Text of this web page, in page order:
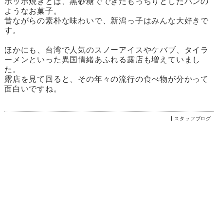
ようなお菓子。
昔ながらの素朴な味わいで、新潟っ子はみんな大好きで
す。
ほかにも、台湾で人気のスノーアイスやケバブ、タイラ
ーメンといった異国情緒あふれる露店も増えていまし
た。
露店を見て回ると、その年々の流行の食べ物が分かって
面白いですね。
スタッフブログ